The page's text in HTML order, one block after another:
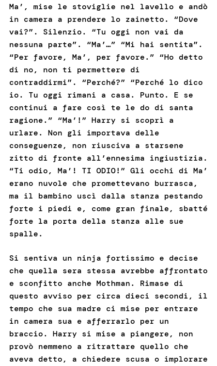
Ma’, mise le stoviglie nel lavello e andò
in camera a prendere lo zainetto. “Dove
vai?”. Silenzio. “Tu oggi non vai da
nessuna parte”. “Ma’…” “Mi hai sentita”.
“Per favore, Ma’, per favore.” “Ho detto
di no, non ti permettere di
contraddirmi”. “Perché?” “Perché lo dico
io. Tu oggi rimani a casa. Punto. E se
continui a fare così te le do di santa
ragione.” “Ma’!” Harry si scoprì a
urlare. Non gli importava delle
conseguenze, non riusciva a starsene
zitto di fronte all’ennesima ingiustizia.
“Ti odio, Ma’! TI ODIO!” Gli occhi di Ma’
erano nuvole che promettevano burrasca,
ma il bambino uscì dalla stanza pestando
forte i piedi e, come gran finale, sbatté
forte la porta della stanza alle sue
spalle.
Si sentiva un ninja fortissimo e decise
che quella sera stessa avrebbe affrontato
e sconfitto anche Mothman. Rimase di
questo avviso per circa dieci secondi, il
tempo che sua madre ci mise per entrare
in camera sua e afferrarlo per un
braccio. Harry si mise a piangere, non
provò nemmeno a ritrattare quello che
aveva detto, a chiedere scusa o implorare